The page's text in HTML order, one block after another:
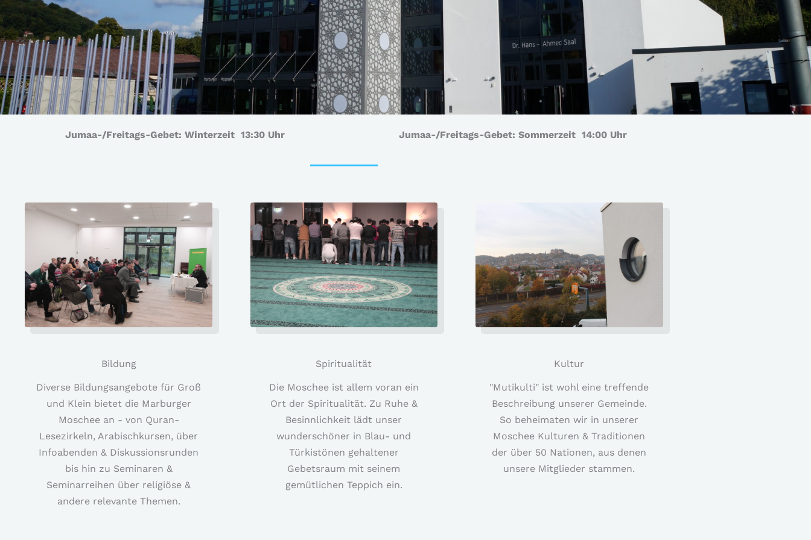
Jumaa-/Freitags-Gebet: Winterzeit 13:30 Uhr Jumaa-/Freitags-Gebet: Sommerzeit 14:00 Uhr
Bildung
Diverse Bildungsangebote für Groß
und Klein bietet die Marburger
Moschee an - von Quran-
Lesezirkeln, Arabischkursen, über
Infoabenden & Diskussionsrunden
bis hin zu Seminaren &
Seminarreihen über religiöse &
andere relevante Themen.
Spiritualität
Die Moschee ist allem voran ein
Ort der Spiritualität. Zu Ruhe &
Besinnlichkeit lädt unser
wunderschöner in Blau- und
Türkistönen gehaltener
Gebetsraum mit seinem
gemütlichen Teppich ein.
Kultur
"Mutikulti" ist wohl eine treffende
Beschreibung unserer Gemeinde.
So beheimaten wir in unserer
Moschee Kulturen & Traditionen
der über 50 Nationen, aus denen
unsere Mitglieder stammen.